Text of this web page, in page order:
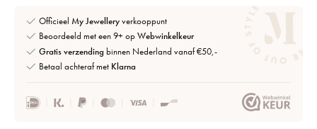
Officieel My Jewelleryverkooppunt
Beoordeeld met een 9+ opWebwinkelkeur
Gratis verzending binnen Nederland vanaf €50,-
Betaal achteraf met Klarna